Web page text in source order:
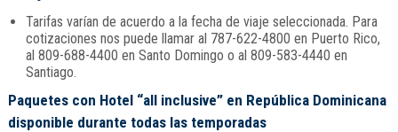
Tarifas varían de acuerdo a la fecha de viaje seleccionada. Para
cotizaciones nos puede llamar al 787-622-4800 en Puerto Rico,
al 809-688-4400 en Santo Domingo o al 809-583-4440 en
Santiago.
Paquetes con Hotel “all inclusive” en República Dominicana
disponible durante todas las temporadas